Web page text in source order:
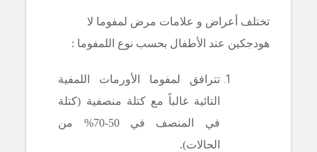
تختلف أعراض و علامات مرض لمفوما لا
هودجكين عند الأطفال بحسب نوع اللمفوما :
تترافق لمفوما الأورمات اللمفية
التائية غالباً مع كتلة منصفية (كتلة
في المنصف في 50-70% من
الحالات).